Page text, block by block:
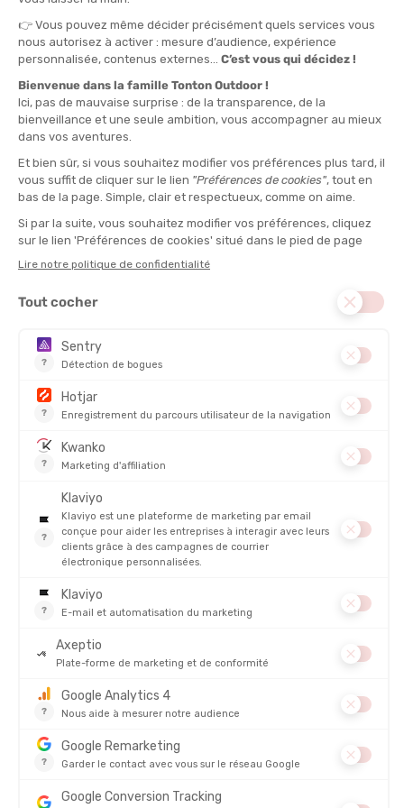
QUANTITÉ
>> CLICK & COLLECT-Voir les stocks magasin
EN STOCK !
Expédié en 24h
LIVRAISON OFFERTE
Dès 30 € d'achat
CASHBACK
Gagnez 1,75 € avec cet
TYPE :Lunettes de nage
Polycarbonate, Elastomère thermoplastique
DESCRIPTION DU PRODUIT : LUNETTES DE NATATION
ASCENDER
PRODUITS SIMILAIRES
SWANS
LUNETTES DE NATATION VALKYRIE
EN STOCK - EXPÉDIÉ EN 24/48H
32,00 €
LUNETTES DE NATATION VEGA
54,00
AVIS